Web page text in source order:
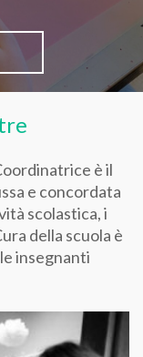
è il
e concordata
scolastica, i
della scuola è
insegnanti